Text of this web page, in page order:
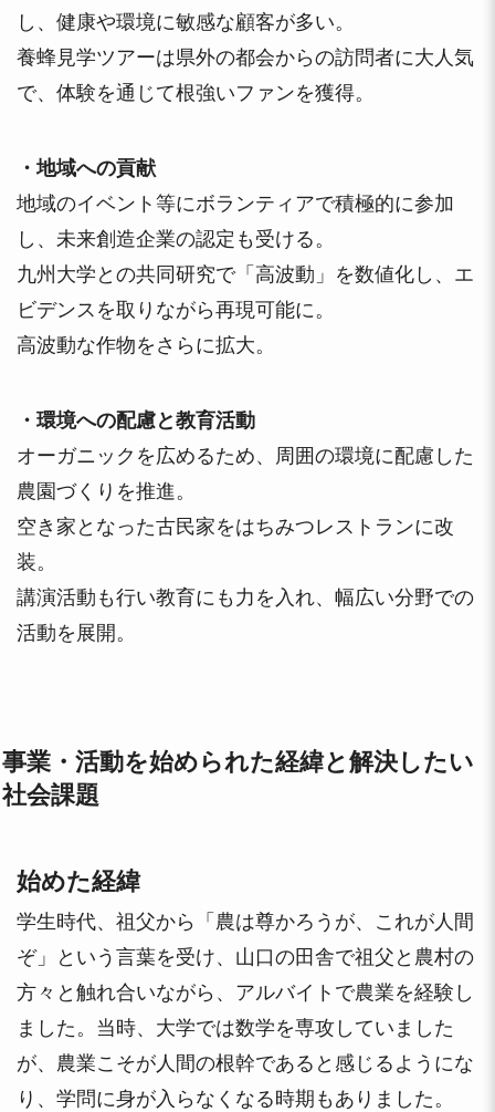
し、健康や環境に敏感な顧客が多い。
養蜂見学ツアーは県外の都会からの訪問者に大人気
で、体験を通じて根強いファンを獲得。
・地域への貢献
地域のイベント等にボランティアで積極的に参加
し、未来創造企業の認定も受ける。
九州大学との共同研究で「高波動」を数値化し、エ
ビデンスを取りながら再現可能に。
高波動な作物をさらに拡大。
・環境への配慮と教育活動
オーガニックを広めるため、周囲の環境に配慮した
農園づくりを推進。
空き家となった古民家をはちみつレストランに改
装。
講演活動も行い教育にも力を入れ、幅広い分野での
活動を展開。
事業・活動を始められた経緯と解決したい
社会課題
始めた経緯
学生時代、祖父から「農は尊かろうが、これが人間
ぞ」という言葉を受け、山口の田舎で祖父と農村の
方々と触れ合いながら、アルバイトで農業を経験し
ました。当時、大学では数学を専攻していました
が、農業こそが人間の根幹であると感じるようにな
り、学問に身が入らなくなる時期もありました。